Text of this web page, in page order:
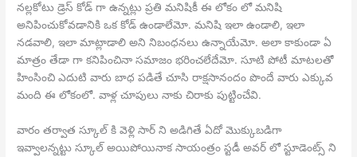
నల్లకోటు డ్రెస్ కోడ్ గా ఉన్నట్లు ప్రతి మనిషికీ ఈ లోకం లో మనిషి
అనిపించుకోవడానికి ఒక కోడ్ ఉండాలేమో. మనిషి ఇలా ఉండాలి, ఇలా
నడవాలి, ఇలా మాట్లాడాలి అని నిబంధనలు ఉన్నాయేమో. అలా కాకుండా ఏ
మాత్రం తేడా గా కనిపించినా సమాజం భరించలేదేమో. సూటి పోటీ మాటలతో
హింసించి ఎదుటి వారు బాధ పడితే చూసి రాక్షసానందం పొందే వారు ఎక్కువ
మంది ఈ లోకంలో. వాళ్ల చూపులు నాకు చిరాకు పుట్టించేవి.
వారం తర్వాత స్కూల్ కి వెళ్లి సార్ ని అడిగితే ఏదో మొక్కుబడిగా
ఇవ్వాలన్నట్టు స్కూల్ అయిపోయినాక సాయంత్రం స్టడీ అవర్ లో స్టూడెంట్స్ ని